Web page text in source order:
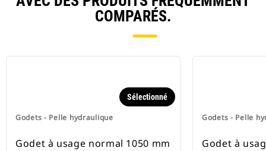
COMPARÉS.
Godets - Pelle hydraulique
Sélectionné
Godet à usage normal 1050 mm
Godets - Pelle
Godet à